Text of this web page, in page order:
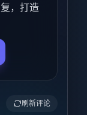
，打造
刷新评论